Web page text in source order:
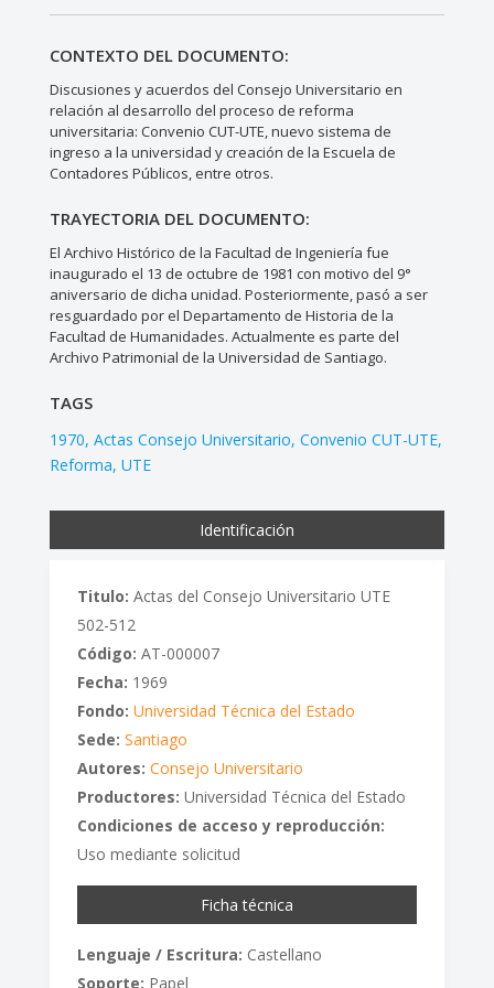
CONTEXTO DEL DOCUMENTO:
Discusiones y acuerdos del Consejo Universitario en
relación al desarrollo del proceso de reforma
universitaria: Convenio CUT-UTE, nuevo sistema de
ingreso a la universidad y creación de la Escuela de
Contadores Públicos, entre otros.
TRAYECTORIA DEL DOCUMENTO:
El Archivo Histórico de la Facultad de Ingeniería fue
inaugurado el 13 de octubre de 1981 con motivo del 9°
aniversario de dicha unidad. Posteriormente, pasó a ser
resguardado por el Departamento de Historia de la
Facultad de Humanidades. Actualmente es parte del
Archivo Patrimonial de la Universidad de Santiago.
TAGS
1970 Actas Consejo Universitario Convenio CUT-UTE
Reforma UTE
Identificación
Titulo: Actas del Consejo Universitario UTE
502-512
Código: AT-000007
Fecha: 1969
Fondo: Universidad Técnica del Estado
Sede: Santiago
Autores: Consejo Universitario
Productores: Universidad Técnica del Estado
Condiciones de acceso y reproducción:
Uso mediante solicitud
Ficha técnica
Lenguaje / Escritura: Castellano
Soporte: Papel